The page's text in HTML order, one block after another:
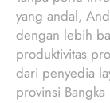
yang andal,
dengan lebih
produktivitas
dari penyedia
provinsi